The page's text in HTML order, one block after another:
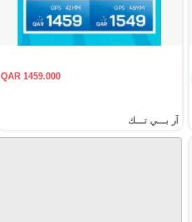
QAR 1459.000
آر بـــي تـــك